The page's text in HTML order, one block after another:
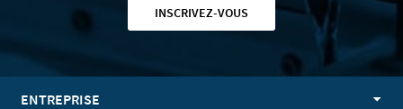
INSCRIVEZ-VOUS
ENTREPRISE